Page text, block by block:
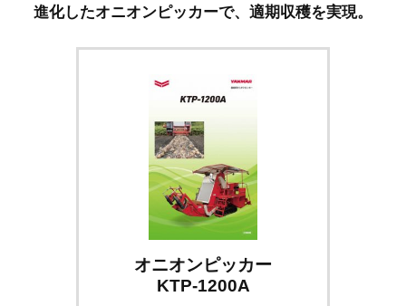
進化したオニオンピッカーで、適期収穫を実現。
オニオンピッカー
KTP-1200A